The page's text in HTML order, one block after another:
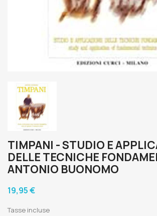
TIMPANI - STUDIO E
DELLE TECNICHE
ANTONIO BUONOMO
19,95 €
Tasse incluse